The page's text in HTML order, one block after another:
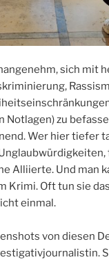
sich mit
Notlagen) zu
Wer hier tiefer
Alliierte. Und man
Krimi. Oft tun sie
einmal.
von diesen